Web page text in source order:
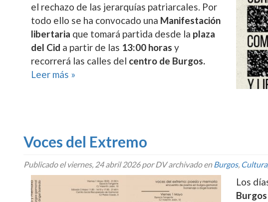
el rechazo de las jerarquías patriarcales. Por
todo ello se ha convocado una Manifestación
libertaria que tomará partida desde la plaza
del Cid a partir de las 13:00 horas y
recorrerá las calles del centro de Burgos.
Leer más »
Voces del Extremo
Publicado elviernes, 24 abril 2026por DV archivado enBurgos, Cultura
Los
Burgos